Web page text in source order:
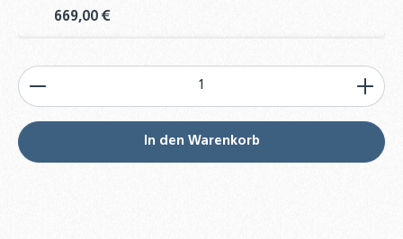
669,00 €
769,00 €
Produkt Anzahl: Gib den gewünschten Wert ein
In den Warenkorb